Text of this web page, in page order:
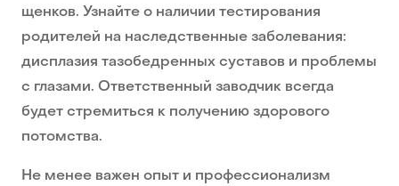
щенков. Узнайте о наличии тестирования
родителей на наследственные заболевания:
дисплазия тазобедренных суставов и проблемы
с глазами. Ответственный заводчик всегда
будет стремиться к получению здорового
потомства.
Не менее важен опыт и профессионализм